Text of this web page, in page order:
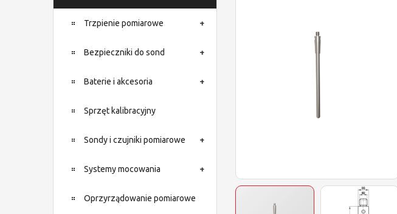
Trzpienie pomiarowe
Bezpieczniki do sond
Baterie i akcesoria
Sprzęt kalibracyjny
Sondy i czujniki pomiarowe
Systemy mocowania
Oprzyrządowanie pomiarowe